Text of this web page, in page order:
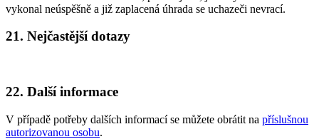
vykonal neúspěšně a již zaplacená úhrada se uchazeči nevrací.
21. Nejčastější dotazy
22. Další informace
V případě potřeby dalších informací se můžete obrátit na příslušnou
autorizovanou osobu.